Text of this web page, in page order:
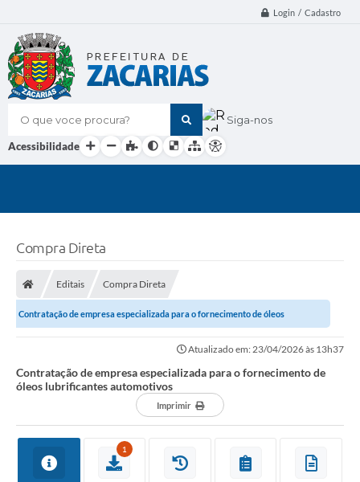
Login / Cadastro
O que voce procura? Siga-nos
Acessibilidade
Compra Direta
Editais Compra Direta
Contratação de empresa especializada para o fornecimento de óleos
Atualizado em: 23/04/2026 às 13h37
Contratação de empresa especializada para o fornecimento de
óleos lubrificantes automotivos
Imprimir
1